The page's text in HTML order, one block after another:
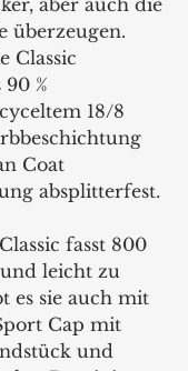
aber auch die
überzeugen.
Classic
%
18/8
Coat
absplitterfest.
fasst 800
leicht zu
es sie auch mit
Cap mit
und